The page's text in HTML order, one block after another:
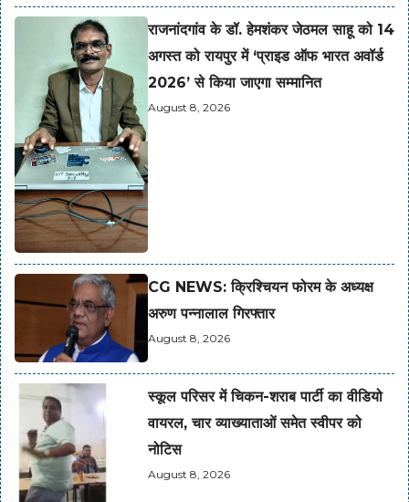
राजनांदगांव के डॉ. हेमशंकर जेठमल साहू को 14
अगस्त को रायपुर में ‘प्राइड ऑफ भारत अवॉर्ड
2026’ से किया जाएगा सम्मानित
August 8, 2026
CG NEWS: क्रिश्चियन फोरम के अध्यक्ष
अरुण पन्नालाल गिरफ्तार
August 8, 2026
स्कूल परिसर में चिकन-शराब पार्टी का वीडियो
वायरल, चार व्याख्याताओं समेत स्वीपर को
नोटिस
August 8, 2026